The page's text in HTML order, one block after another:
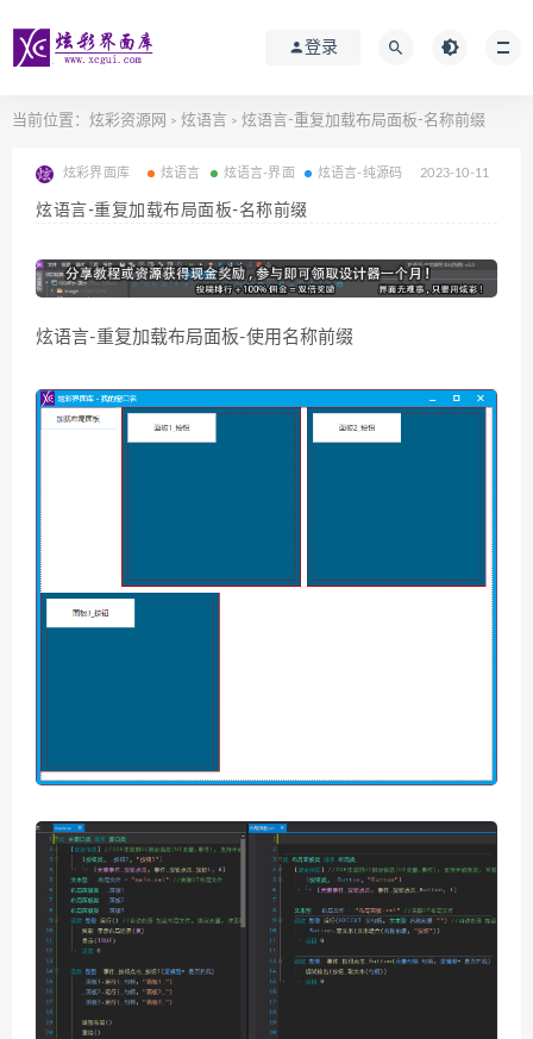
登录
当前位置： 炫彩资源网 > 炫语言 > 炫语言-重复加载布局面板-名称前缀
炫彩界面库 炫语言 炫语言-界面 炫语言-纯源码 2023-10-11
炫语言-重复加载布局面板-名称前缀
炫语言-重复加载布局面板-使用名称前缀